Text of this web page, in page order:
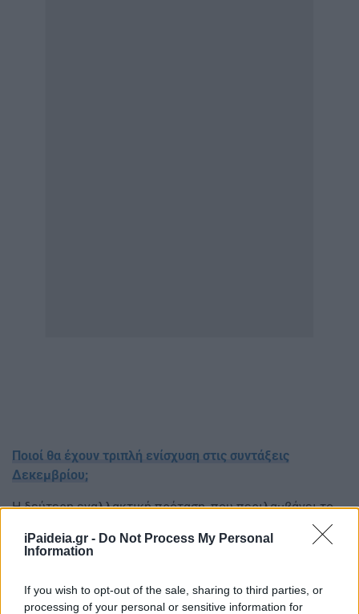
iPaideia.gr - Do Not Process My Personal
Information
If you wish to opt-out of the sale, sharing to third parties, or
processing of your personal or sensitive information for
Ποιοί θα έχουν τριπλή ενίσχυση στις συντάξεις
Δεκεμβρίου;
Η δεύτερη εναλλακτική πρόταση, που περιλαμβάνει το
πόρισμα στο πλαίσιο των αναφορών που καταθέτει ο
ΣτΠ στις αρμόδιες κρατικές αρχές για λογαριασμό των
«κόφτες» σε όλα τα κλιμάκια, ώστε η σύνταξη να μην
πέφτει μετά την κράτηση κάτω από το προηγούμενο